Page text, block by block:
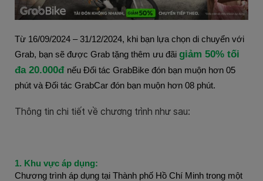
Từ 16/09/2024 – 31/12/2024, khi bạn lựa chọn di chuyển với
Grab, bạn sẽ được Grab tặng thêm ưu đãi giảm 50% tối
đa 20.000đ nếu Đối tác GrabBike đón bạn muộn hơn 05
phút và Đối tác GrabCar đón bạn muộn hơn 08 phút.
Thông tin chi tiết về chương trình như sau:
1. Khu vực áp dụng:
Chương trình áp dụng tại Thành phố Hồ Chí Minh trong một